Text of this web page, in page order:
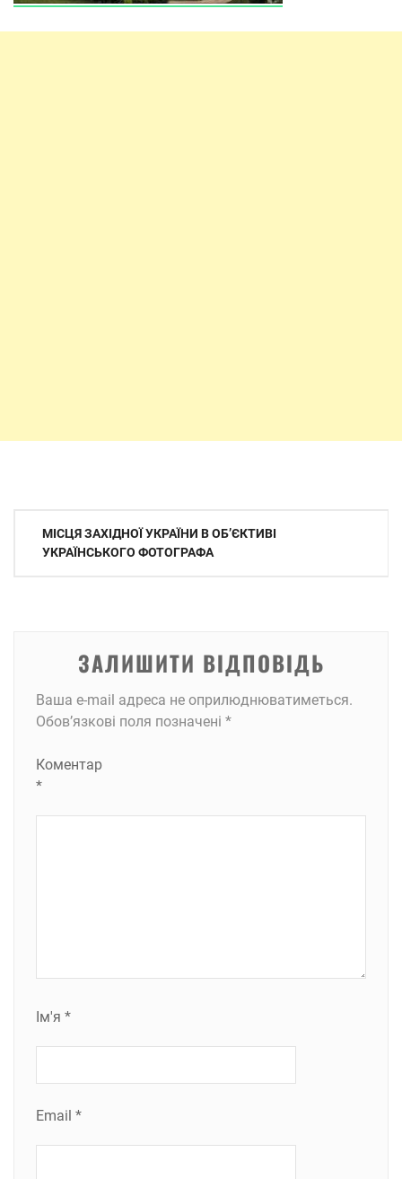
Навігація
записів
МІСЦЯ ЗАХІДНОЇ УКРАЇНИ В ОБ’ЄКТИВІ
УКРАЇНСЬКОГО ФОТОГРАФА
ЗАЛИШИТИ ВІДПОВІДЬ
Ваша e-mail адреса не оприлюднюватиметься.
Обов’язкові поля позначені *
Коментар
*
Ім'я *
Email *